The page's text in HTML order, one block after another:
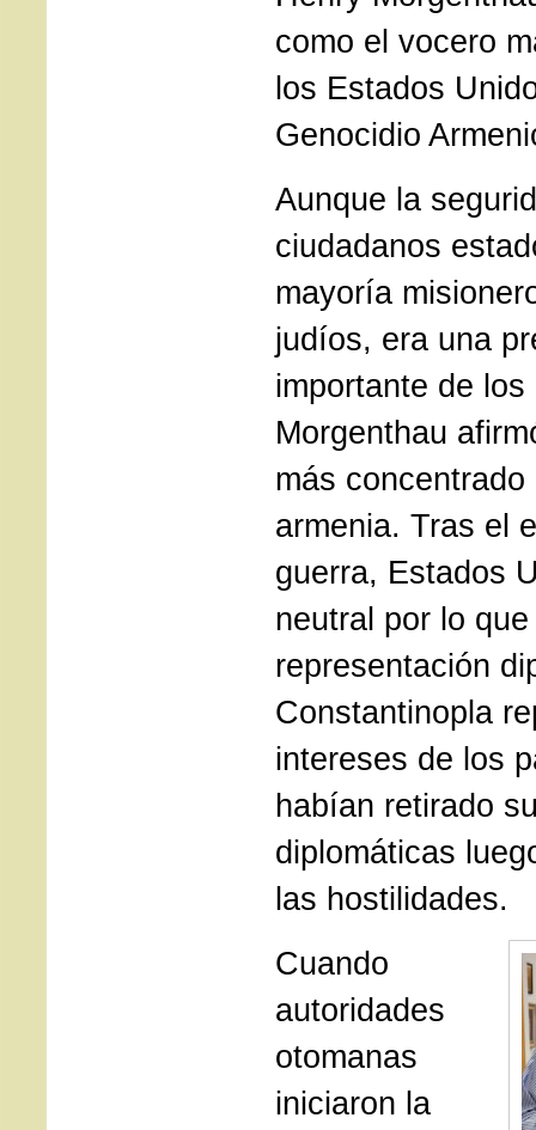
como el vocero
los Estados
Genocidio
Aunque la
ciudadanos
mayoría
judíos, era una
importante de
Morgenthau
más
armenia. Tras el
guerra, Estados
neutral por lo
representación
Constantinopla
intereses de los
habían retirado
diplomáticas
las hostilidades.
Cuando
autoridades
otomanas
iniciaron la